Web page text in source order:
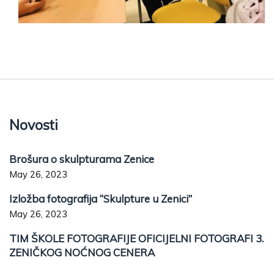
Novosti
Brošura o skulpturama Zenice
May 26, 2023
Izložba fotografija “Skulpture u Zenici”
May 26, 2023
TIM ŠKOLE FOTOGRAFIJE OFICIJELNI FOTOGRAFI 3.
ZENIČKOG NOĆNOG CENERA